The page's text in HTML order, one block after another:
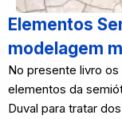
Elementos
modelagem
No presente livro
elementos da
Duval para tratar